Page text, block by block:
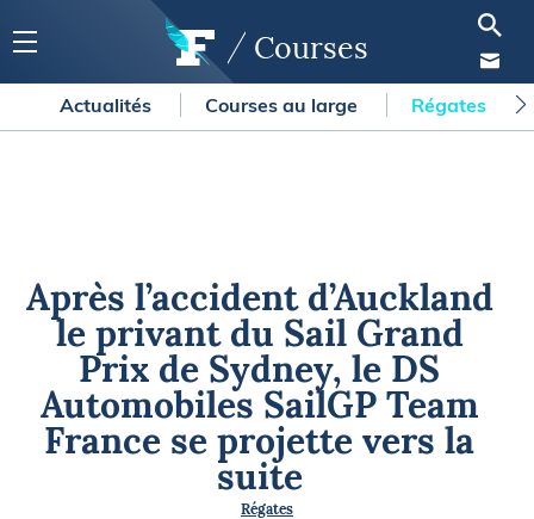
Courses
Actualités Courses au large Régates
Après l’accident d’Auckland
le privant du Sail Grand
Prix de Sydney, le DS
Automobiles SailGP Team
France se projette vers la
suite
Régates